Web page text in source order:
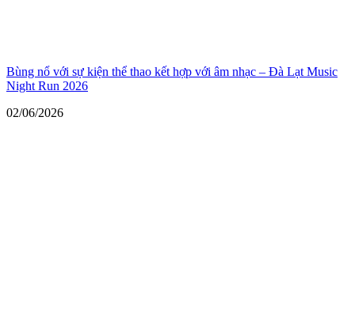
Bùng nổ với sự kiện thể thao kết hợp với âm nhạc – Đà Lạt Music
Night Run 2026
02/06/2026